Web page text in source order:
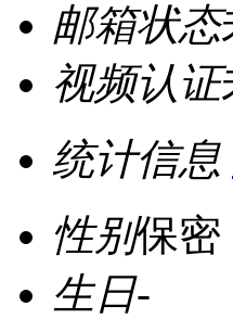
邮箱状态
视频认证
统计信息
性别保密
生日-